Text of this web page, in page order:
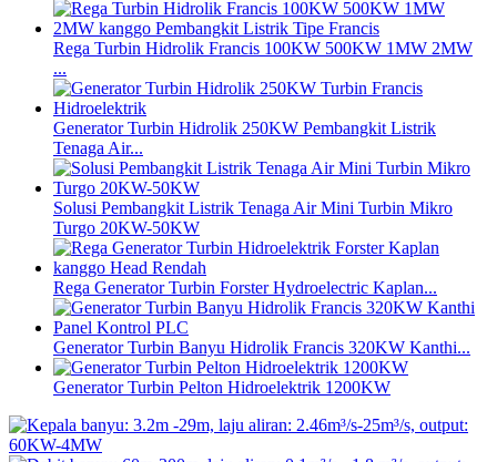
Rega Turbin Hidrolik Francis 100KW 500KW 1MW 2MW
...
Generator Turbin Hidrolik 250KW Pembangkit Listrik
Tenaga Air...
Solusi Pembangkit Listrik Tenaga Air Mini Turbin Mikro
Turgo 20KW-50KW
Rega Generator Turbin Forster Hydroelectric Kaplan...
Generator Turbin Banyu Hidrolik Francis 320KW Kanthi...
Generator Turbin Pelton Hidroelektrik 1200KW